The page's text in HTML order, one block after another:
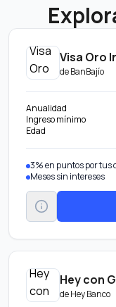
Visa Oro
deBanBajío
Anualidad
Ingreso mínimo
Edad
3% en puntos por tus
Meses sin intereses
Hey con
deHey Banco